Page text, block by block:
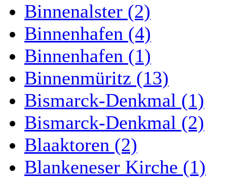
Binnenalster (2)
Binnenhafen (4)
Binnenhafen (1)
Binnenmüritz (13)
Bismarck-Denkmal (1)
Bismarck-Denkmal (2)
Blaaktoren (2)
Blankeneser Kirche (1)